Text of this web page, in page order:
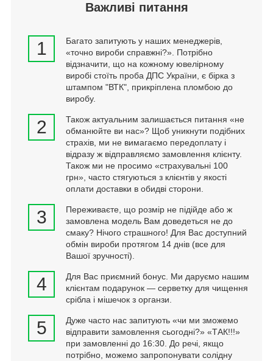
Важливі питання
1
Багато запитують у наших менеджерів,
«точно вироби справжні?». Потрібно
відзначити, що на кожному ювелірному
виробі стоїть проба ДПС України, є бірка з
штампом "ВТК", прикріплена пломбою до
виробу.
2
Також актуальним залишається питання «не
обманюйте ви нас»? Щоб уникнути подібних
страхів, ми не вимагаємо передоплату і
відразу ж відправляємо замовлення клієнту.
Також ми не просимо «страхувальні 100
грн», часто стягуються з клієнтів у якості
оплати доставки в обидві сторони.
3
Переживаєте, що розмір не підійде або ж
замовлена модель Вам доведеться не до
смаку? Нічого страшного! Для Вас доступний
обмін вироби протягом 14 днів (все для
Вашої зручності).
4
Для Вас приємний бонус. Ми даруємо нашим
клієнтам подарунок — серветку для чищення
срібла і мішечок з органзи.
5
Дуже часто нас запитують «чи ми зможемо
відправити замовлення сьогодні?» «ТАК!!!»
при замовленні до 16:30. До речі, якщо
потрібно, можемо запропонувати солідну